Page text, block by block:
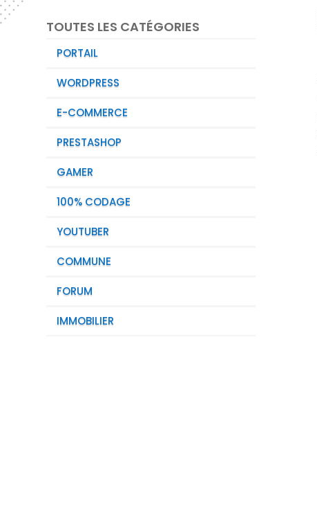
TOUTES LES CATÉGORIES
PORTAIL
WORDPRESS
E-COMMERCE
PRESTASHOP
GAMER
100% CODAGE
YOUTUBER
COMMUNE
FORUM
IMMOBILIER